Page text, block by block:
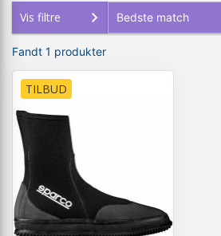
Vis filtre
Fandt 1 produkter
TILBUD